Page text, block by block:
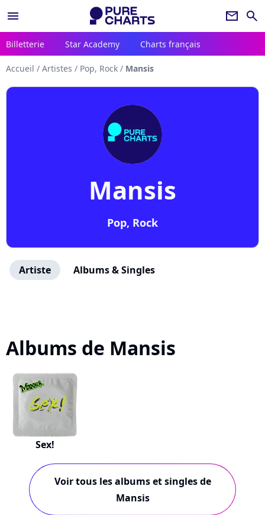
menu newsletter search
Billetterie Star Academy Charts français
Accueil / Artistes / Pop, Rock / Mansis
Mansis
Pop, Rock
Artiste Albums & Singles
Albums de Mansis
Sex!
Voir tous les albums et singles de
Mansis